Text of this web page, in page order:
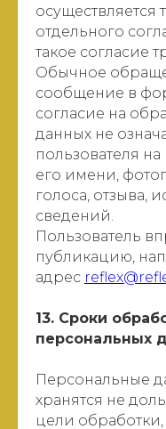
осуществляется
отдельного
такое согласие
Обычное
сообщение в
согласие на
данных не
пользователя
его имени,
голоса, отзыва,
сведений.
Пользователь
публикацию,
адрес
13. Сроки
персональных
Персональные
хранятся не
цели